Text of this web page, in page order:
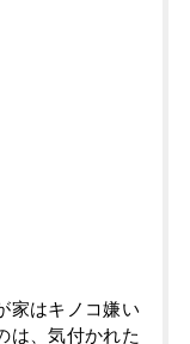
家はキノコ嫌い
は、気付かれた